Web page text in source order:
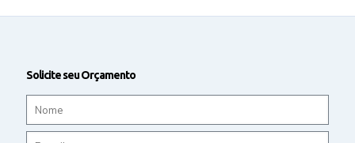
Solicite seu Orçamento